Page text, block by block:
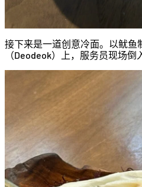
接下来是一道创意冷面。以鱿鱼
（Deodeok）上，服务员现场倒